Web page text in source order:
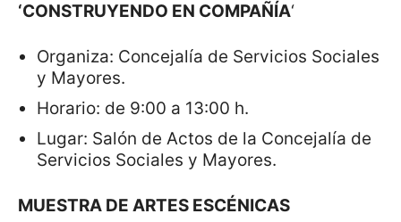
‘CONSTRUYENDO EN COMPAÑÍA‘
Organiza: Concejalía de Servicios Sociales
y Mayores.
Horario: de 9:00 a 13:00 h.
Lugar: Salón de Actos de la Concejalía de
Servicios Sociales y Mayores.
MUESTRA DE ARTES ESCÉNICAS